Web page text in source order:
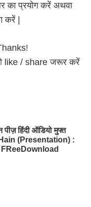
का प्रयोग करें अथवा
करें |
like / share जरूर करें
हिंदी ऑडियो मुफ्त
(Presentation) :